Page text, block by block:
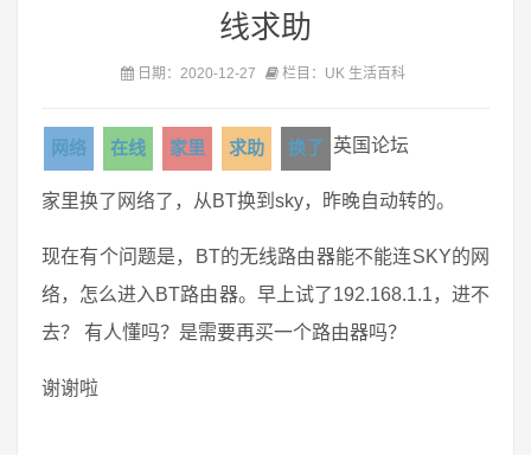
线求助
日期：2020-12-27 栏目：UK 生活百科
网络 在线 家里 求助 换了 英国论坛
家里换了网络了，从BT换到sky，昨晚自动转的。
现在有个问题是，BT的无线路由器能不能连SKY的网
络，怎么进入BT路由器。早上试了192.168.1.1，进不
去？ 有人懂吗？是需要再买一个路由器吗？
谢谢啦